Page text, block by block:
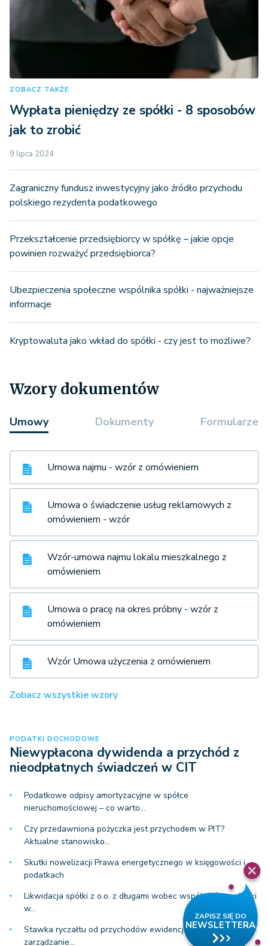
ZOBACZ TAKŻE
Wypłata pieniędzy ze spółki - 8 sposobów
jak to zrobić
9 lipca 2024
Zagraniczny fundusz inwestycyjny jako źródło przychodu
polskiego rezydenta podatkowego
Przekształcenie przedsiębiorcy w spółkę – jakie opcje
powinien rozważyć przedsiębiorca?
Ubezpieczenia społeczne wspólnika spółki - najważniejsze
informacje
Kryptowaluta jako wkład do spółki - czy jest to możliwe?
Wzory dokumentów
Umowy Dokumenty Formularze
Umowa najmu - wzór z omówieniem
Umowa o świadczenie usług reklamowych z
omówieniem - wzór
Wzór-umowa najmu lokalu mieszkalnego z
omówieniem
Umowa o pracę na okres próbny - wzór z
omówieniem
Wzór Umowa użyczenia z omówieniem
Zobacz wszystkie wzory
PODATKI DOCHODOWE
Niewypłacona dywidenda a przychód z
nieodpłatnych świadczeń w CIT
Podatkowe odpisy amortyzacyjne w spółce
nieruchomościowej – co warto…
Czy przedawniona pożyczka jest przychodem w PIT?
Aktualne stanowisko…
Skutki nowelizacji Prawa energetycznego w księgowości i
podatkach
Likwidacja spółki z o.o. z długami wobec wspólników – skutki
w…
Stawka ryczałtu od przychodów ewidencjonowanych a
zarządzanie…